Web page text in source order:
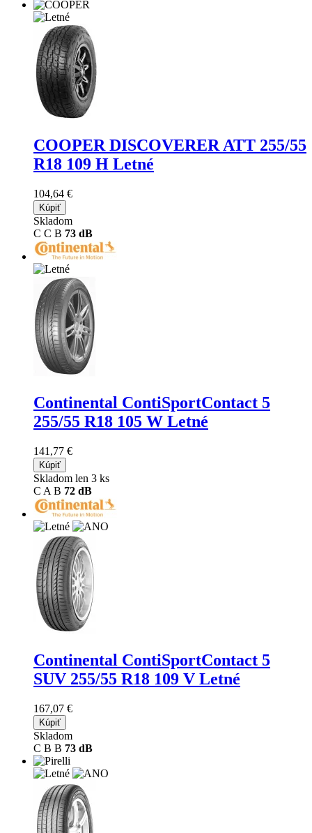
COOPER DISCOVERER ATT 255/55
R18 109 H Letné
104,64 €
Kúpiť
Skladom
C C B 73 dB
Continental ContiSportContact 5
255/55 R18 105 W Letné
141,77 €
Kúpiť
Skladom len 3 ks
C A B 72 dB
Continental ContiSportContact 5
SUV 255/55 R18 109 V Letné
167,07 €
Kúpiť
Skladom
C B B 73 dB